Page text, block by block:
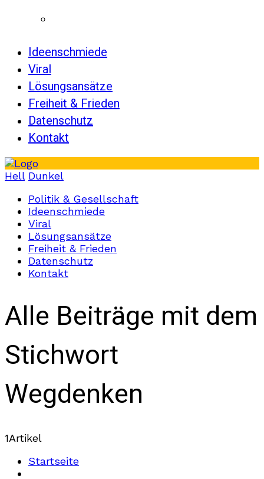
Ideenschmiede
Viral
Lösungsansätze
Freiheit & Frieden
Datenschutz
Kontakt
Hell Dunkel
Politik & Gesellschaft
Ideenschmiede
Viral
Lösungsansätze
Freiheit & Frieden
Datenschutz
Kontakt
Alle Beiträge mit dem
Stichwort
Wegdenken
1Artikel
Startseite